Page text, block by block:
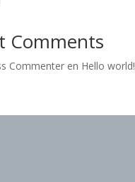
Comments
Commenteren Hello world!